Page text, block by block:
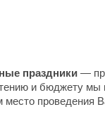
праздники —
и бюджету
место проведения